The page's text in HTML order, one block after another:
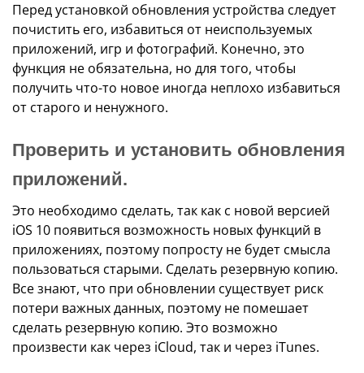
Перед установкой обновления устройства следует
почистить его, избавиться от неиспользуемых
приложений, игр и фотографий. Конечно, это
функция не обязательна, но для того, чтобы
получить что-то новое иногда неплохо избавиться
от старого и ненужного.
Проверить и установить обновления
приложений.
Это необходимо сделать, так как с новой версией
iOS 10 появиться возможность новых функций в
приложениях, поэтому попросту не будет смысла
пользоваться старыми. Сделать резервную копию.
Все знают, что при обновлении существует риск
потери важных данных, поэтому не помешает
сделать резервную копию. Это возможно
произвести как через iCloud, так и через iTunes.